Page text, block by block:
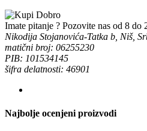
Imate pitanje ? Pozovite nas od 8 do
Nikodija Stojanovića-Tatka b, Niš,
matični broj: 06255230
PIB: 101534145
šifra delatnosti: 46901
Najbolje ocenjeni proizvodi